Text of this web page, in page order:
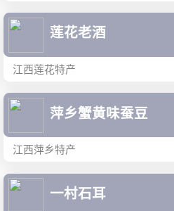
莲花老酒
江西莲花特产
萍乡蟹黄味蚕豆
江西萍乡特产
一村石耳